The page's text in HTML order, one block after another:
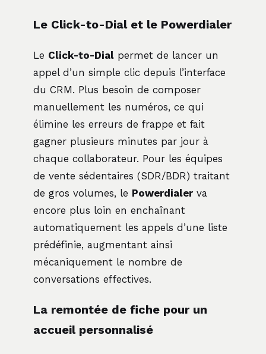
Le Click-to-Dial et le Powerdialer
Le Click-to-Dial permet de lancer un
appel d’un simple clic depuis l’interface
du CRM. Plus besoin de composer
manuellement les numéros, ce qui
élimine les erreurs de frappe et fait
gagner plusieurs minutes par jour à
chaque collaborateur. Pour les équipes
de vente sédentaires (SDR/BDR) traitant
de gros volumes, le Powerdialerva
encore plus loin en enchaînant
automatiquement les appels d’une liste
prédéfinie, augmentant ainsi
mécaniquement le nombre de
conversations effectives.
La remontée de fiche pour un
accueil personnalisé